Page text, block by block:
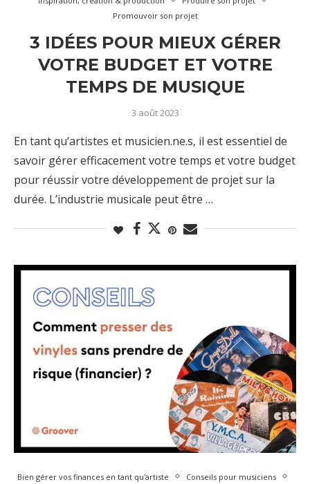
Promouvoir son projet
3 IDÉES POUR MIEUX GÉRER
VOTRE BUDGET ET VOTRE
TEMPS DE MUSIQUE
3 août 2023
En tant qu‘artistes et musicien.ne.s, il est essentiel de
savoir gérer efficacement votre temps et votre budget
pour réussir votre développement de projet sur la
durée. L’industrie musicale peut être …
Bien gérer vos finances en tant qu'artiste
Conseils pour musiciens